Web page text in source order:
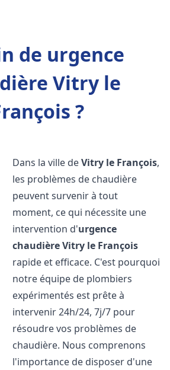
de urgence
Vitry le
?
Dans la ville deVitry le François,
les problèmes de chaudière
peuvent survenir à tout
moment, ce qui nécessite une
intervention d'urgence
chaudièreVitry le François
rapide et efficace. C'est pourquoi
notre équipe de plombiers
expérimentés est prête à
intervenir 24h/24, 7j/7 pour
résoudre vos problèmes de
chaudière. Nous comprenons
l'importance de disposer d'une